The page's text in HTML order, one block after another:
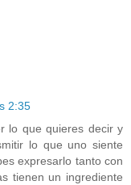
2:35
lo que quieres decir y
lo que uno siente
expresarlo tanto con
tienen un ingrediente